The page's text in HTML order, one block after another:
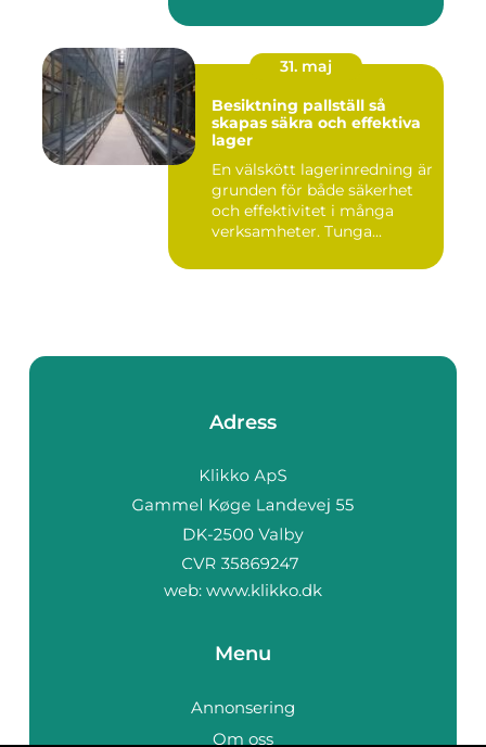
31. maj
Besiktning pallställ så
skapas säkra och effektiva
lager
En välskött lagerinredning är
grunden för både säkerhet
och effektivitet i många
verksamheter. Tunga...
Adress
web: www.klikko.dk
Menu
Annonsering
Om oss